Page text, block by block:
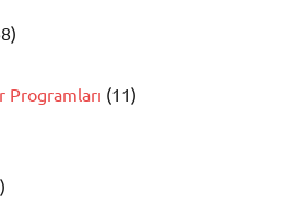
Programları (11)